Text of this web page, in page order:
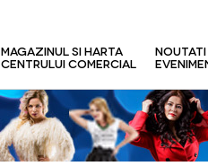
MAGAZINUL SI HARTA
CENTRULUI COMERCIAL
NOUTATI